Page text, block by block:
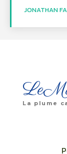
JONATHAN
La plume